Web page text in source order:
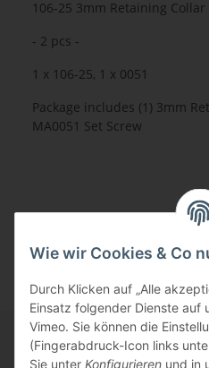
106-25 3mm Retaining Collar
- 2 pcs -
1 x 106-25, 1 x 0051
Package includes (1) 3mm
MA0051 Set Screw
Wie wir Cookies & Co
Durch Klicken auf „Alle
Einsatz folgender Dienste auf
Vimeo. Sie können die
(Fingerabdruck-Icon links
Sie unter Konfigurieren und in